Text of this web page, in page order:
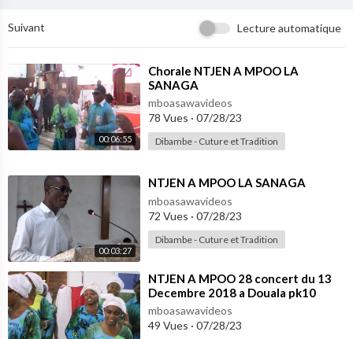
Suivant Lecture automatique
00:06:55
⁣Chorale NTJEN A MPOO LA
SANAGA
mboasawavideos
78 Vues · 07/28/23
Dibambe - Cuture et Tradition
00:03:27
⁣NTJEN A MPOO LA SANAGA
mboasawavideos
72 Vues · 07/28/23
Dibambe - Cuture et Tradition
⁣NTJEN A MPOO 28 concert du 13
Decembre 2018 a Douala pk10
mboasawavideos
49 Vues · 07/28/23